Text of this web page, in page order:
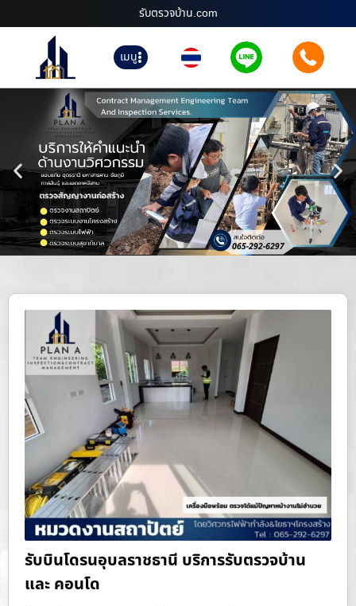
รับตรวจบ้าน.com
เมนู
รับบินโดรนอุบลราชธานี บริการรับตรวจบ้าน
และ คอนโด